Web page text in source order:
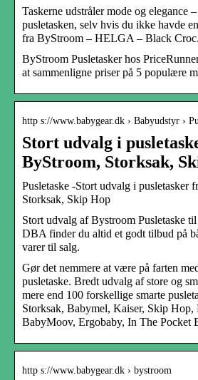
Taskerne udstråler mode og elegance
pusletasken, selv hvis du ikke havde
fra ByStroom – HELGA – Black Croc.
ByStroom Pusletasker hos
at sammenligne priser på 5 populære
http s://www.babygear.dk › Babyudstyr ›
Stort udvalg i
ByStroom, Storksak,
Pusletaske -Stort udvalg i pusletasker
Storksak, Skip Hop
Stort udvalg af Bystroom Pusletaske
DBA finder du altid et godt tilbud på
varer til salg.
Gør det nemmere at være på farten
pusletaske. Bredt udvalg af store og
mere end 100 forskellige smarte
Storksak, Babymel, Kaiser, Skip Hop,
BabyMoov, Ergobaby, In The Pocket
http s://www.babygear.dk › bystroom